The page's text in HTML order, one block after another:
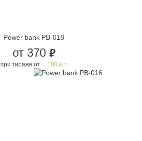
Power bank PB-018
от 370 руб.
при тираже от 100 шт.